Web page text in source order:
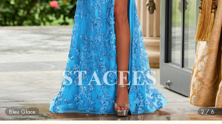
Bleu Glace 2/6